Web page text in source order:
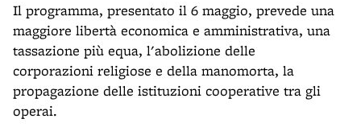
Il programma, presentato il 6 maggio, prevede una
maggiore libertà economica e amministrativa, una
tassazione più equa, l'abolizione delle
corporazioni religiose e della manomorta, la
propagazione delle istituzioni cooperative tra gli
operai.